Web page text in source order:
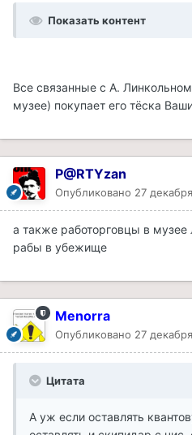
Показать контент
Все связанные с А.
музее) покупает его тёска
P@RTYzan
Опубликовано 27
а также работорговцы в
рабы в убежище
Menorra
Опубликовано 27
Цитата
А уж если оставлять